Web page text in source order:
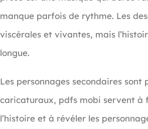
manque parfois de rythme. Les
viscérales et vivantes, mais
longue.
Les personnages secondaires sont
caricaturaux, pdfs mobi servent à
l’histoire et à révéler les